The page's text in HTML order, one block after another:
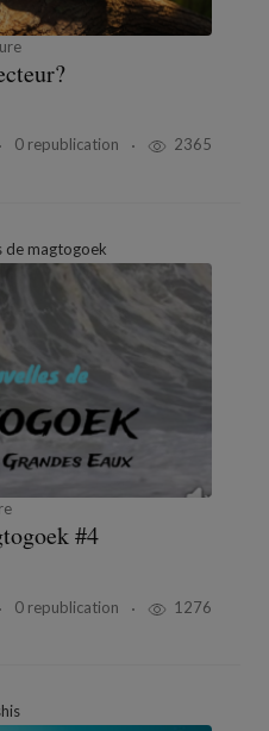
0 republication 2365
de magtogoek
#4
0 republication 1276